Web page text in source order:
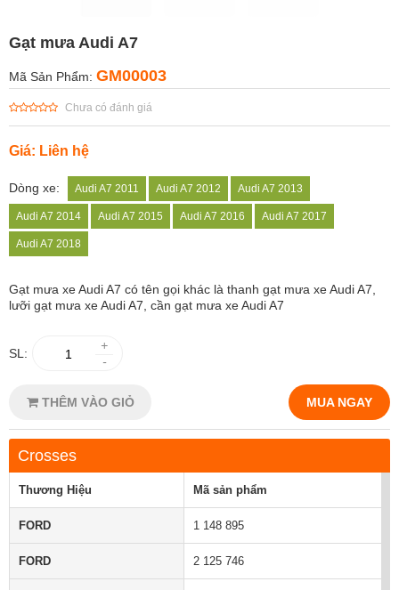
Gạt mưa Audi A7
Mã Sản Phẩm: GM00003
Chưa có đánh giá
Giá: Liên hệ
Dòng xe: Audi A7 2011 Audi A7 2012 Audi A7 2013
Audi A7 2014 Audi A7 2015 Audi A7 2016 Audi A7 2017
Audi A7 2018
Gạt mưa xe Audi A7 có tên gọi khác là thanh gạt mưa xe Audi A7,
lưỡi gạt mưa xe Audi A7, cần gạt mưa xe Audi A7
SL:
+
-
THÊM VÀO GIỎ MUA NGAY
Crosses
Thương Hiệu Mã sản phẩm
FORD 1 148 895
FORD 2 125 746